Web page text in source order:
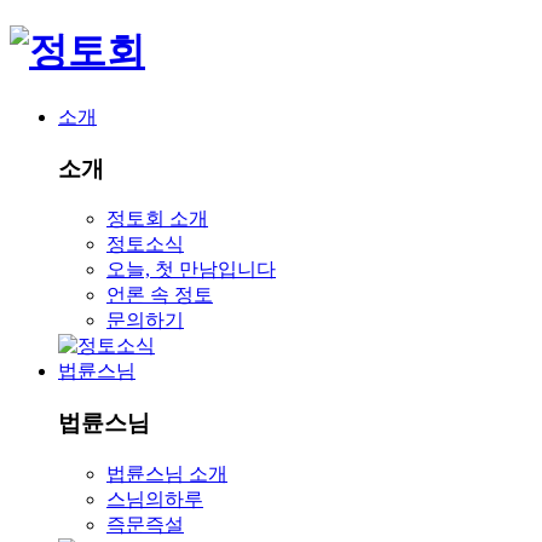
소개
소개
정토회 소개
정토소식
오늘, 첫 만남입니다
언론 속 정토
문의하기
법륜스님
법륜스님
법륜스님 소개
스님의하루
즉문즉설